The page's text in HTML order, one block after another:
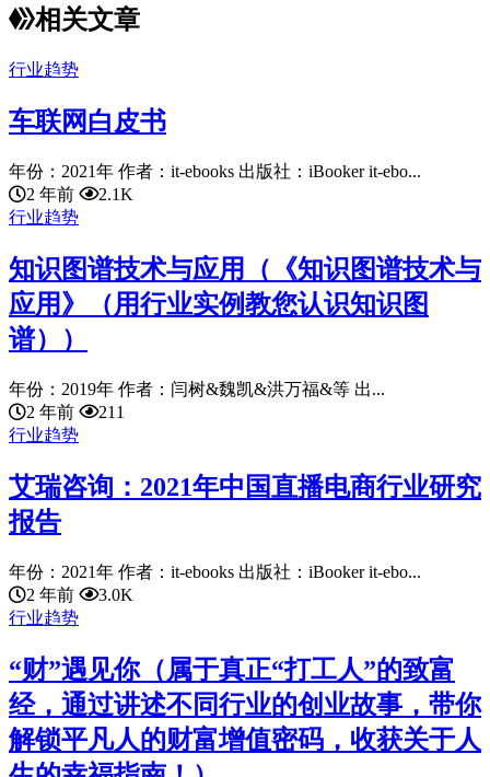
相关文章
行业趋势
车联网白皮书
年份：2021年 作者：it-ebooks 出版社：iBooker it-ebo...
2 年前
2.1K
行业趋势
知识图谱技术与应用（《知识图谱技术与
应用》（用行业实例教您认识知识图
谱））
年份：2019年 作者：闫树&魏凯&洪万福&等 出...
2 年前
211
行业趋势
艾瑞咨询：2021年中国直播电商行业研究
报告
年份：2021年 作者：it-ebooks 出版社：iBooker it-ebo...
2 年前
3.0K
行业趋势
“财”遇见你（属于真正“打工人”的致富
经，通过讲述不同行业的创业故事，带你
解锁平凡人的财富增值密码，收获关于人